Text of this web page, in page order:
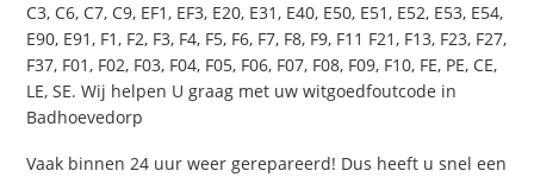
C3, C6, C7, C9, EF1, EF3, E20, E31, E40, E50, E51, E52, E53, E54,
E90, E91, F1, F2, F3, F4, F5, F6, F7, F8, F9, F11 F21, F13, F23, F27,
F37, F01, F02, F03, F04, F05, F06, F07, F08, F09, F10, FE, PE, CE,
LE, SE. Wij helpen U graag met uw witgoedfoutcode in
Badhoevedorp
Vaak binnen 24 uur weer gerepareerd! Dus heeft u snel een